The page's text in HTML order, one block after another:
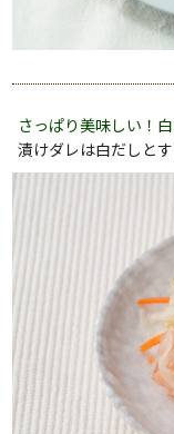
さっぱり美味しい！
漬けダレは白だしと